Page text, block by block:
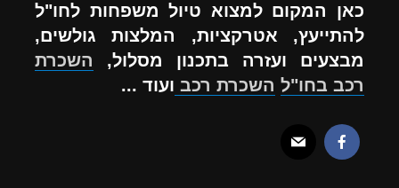
כאן המקום למצוא טיול משפחות לחו"ל
להתייעץ, אטרקציות, המלצות גולשים,
מבצעים ועזרה בתכנון מסלול, השכרת
רכב בחו"ל השכרת רכב ועוד ...